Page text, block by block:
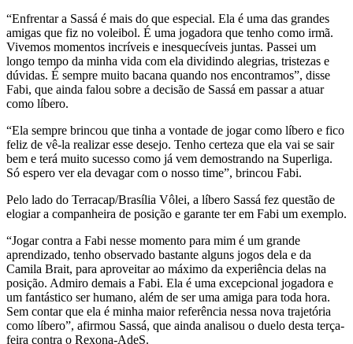
“Enfrentar a Sassá é mais do que especial. Ela é uma das grandes
amigas que fiz no voleibol. É uma jogadora que tenho como irmã.
Vivemos momentos incríveis e inesquecíveis juntas. Passei um
longo tempo da minha vida com ela dividindo alegrias, tristezas e
dúvidas. É sempre muito bacana quando nos encontramos”, disse
Fabi, que ainda falou sobre a decisão de Sassá em passar a atuar
como líbero.
“Ela sempre brincou que tinha a vontade de jogar como líbero e fico
feliz de vê-la realizar esse desejo. Tenho certeza que ela vai se sair
bem e terá muito sucesso como já vem demostrando na Superliga.
Só espero ver ela devagar com o nosso time”, brincou Fabi.
Pelo lado do Terracap/Brasília Vôlei, a líbero Sassá fez questão de
elogiar a companheira de posição e garante ter em Fabi um exemplo.
“Jogar contra a Fabi nesse momento para mim é um grande
aprendizado, tenho observado bastante alguns jogos dela e da
Camila Brait, para aproveitar ao máximo da experiência delas na
posição. Admiro demais a Fabi. Ela é uma excepcional jogadora e
um fantástico ser humano, além de ser uma amiga para toda hora.
Sem contar que ela é minha maior referência nessa nova trajetória
como líbero”, afirmou Sassá, que ainda analisou o duelo desta terça-
feira contra o Rexona-AdeS.